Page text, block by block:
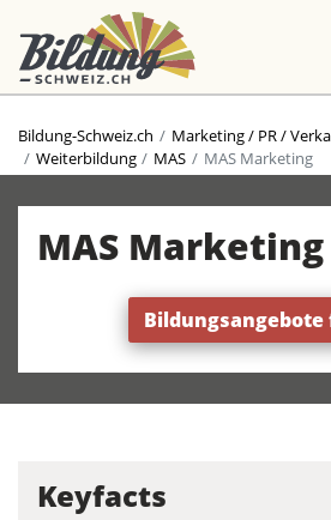
Bildung-Schweiz.ch Marketing / PR /
Weiterbildung
MAS MAS Marketing
MAS Marketing
Bildungsangebote
Keyfacts